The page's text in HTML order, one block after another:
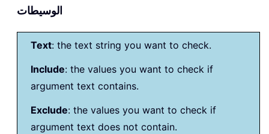
الوسيطات
Text: the text string you want to check.
Include: the values you want to check if
argument text contains.
Exclude: the values you want to check if
argument text does not contain.